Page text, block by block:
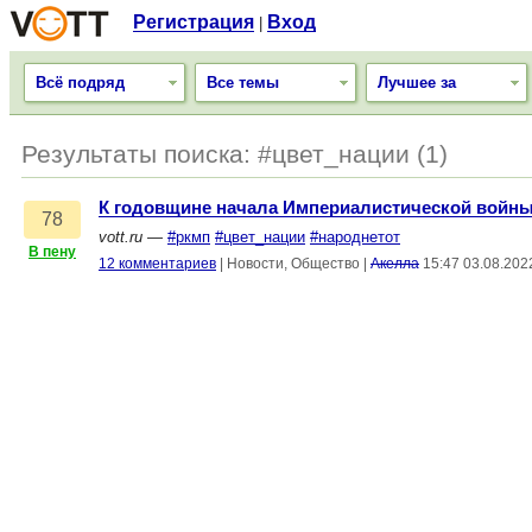
Регистрация Вход
Всё подряд Все темы Лучшее за
Результаты поиска: #цвет_нации (1)
78
В пену
К годовщине начала Империалистической
vott.ru — #ркмп #цвет_нации #народнетот
12 комментариев Новости, Общество Акелла 15:47